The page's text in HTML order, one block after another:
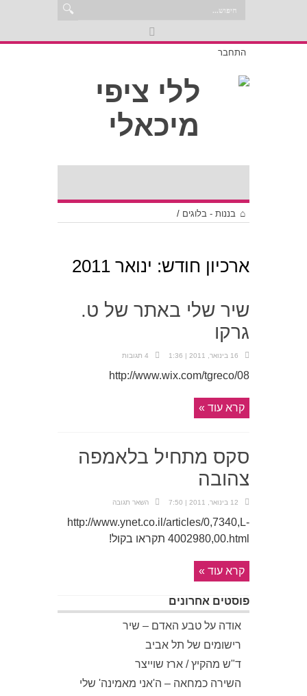
התחבר
בננות - בלוגים /
ארכיון חודש: ינואר 2011
שיר שלי באתר של ט.
גרקו
16 בינואר, 2011 | 1:36 4 תגובות
http://www.wix.com/tgreco/08
קרא עוד »
סקס מתחיל בלאמפה
צהובה
12 בינואר, 2011 | 7:50 השאר תגובה
http://www.ynet.co.il/articles/0,7340,L-
4002980,00.html תקראו בקול!
קרא עוד »
פוסטים אחרונים
אודה על טבע האדם – שיר
רישומים של תל אביב
ד"ש מהקיץ / ארז שוייצר
השירה כמחאה – ה'אני מאמינה' שלי